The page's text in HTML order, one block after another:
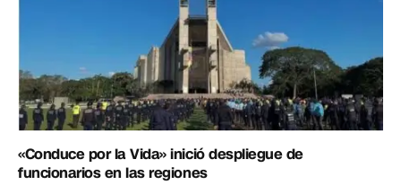
«Conduce por la Vida» inició despliegue de
funcionarios en las regiones